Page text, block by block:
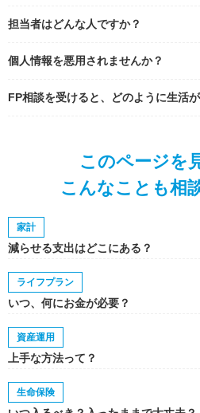
担当者はどんな人ですか？
個人情報を悪用されませんか？
FP相談を受けると、どのように生活
このページを
こんなことも相
家計
減らせる支出はどこにある？
ライフプラン
いつ、何にお金が必要？
資産運用
上手な方法って？
生命保険